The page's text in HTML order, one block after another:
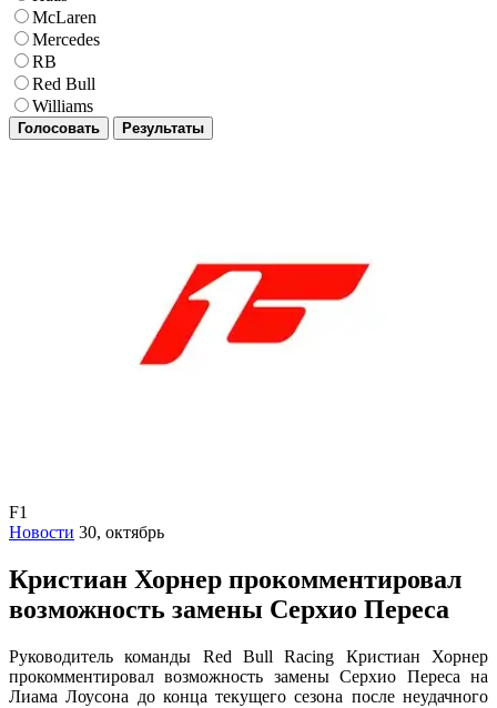
McLaren
Mercedes
RB
Red Bull
Williams
Голосовать Результаты
F1
Новости 30, октябрь
Кристиан Хорнер прокомментировал
возможность замены Серхио Переса
Руководитель команды Red Bull Racing Кристиан Хорнер
прокомментировал возможность замены Серхио Переса на
Лиама Лоусона до конца текущего сезона после неудачного